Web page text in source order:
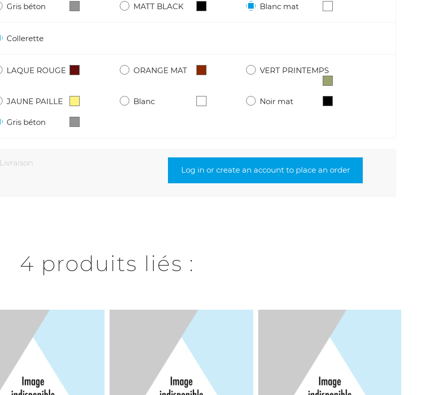
Gris béton MATT BLACK Blanc mat
Collerette
LAQUE ROUGE ORANGE MAT VERT PRINTEMPS
JAUNE PAILLE Blanc Noir mat
Gris béton
Livraison
Log in or create an account to place an order
4 produits liés :